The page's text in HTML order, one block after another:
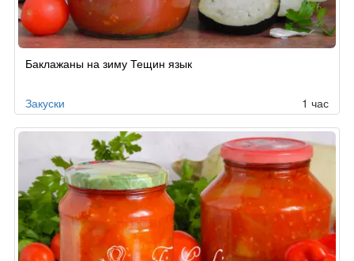
Баклажаны на зиму Тещин язык
Закуски 1 час